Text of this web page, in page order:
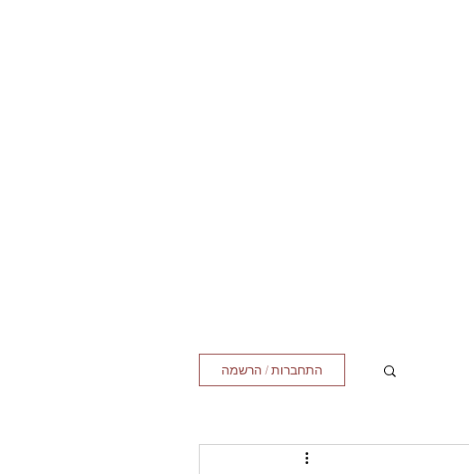
התחברות / הרשמה